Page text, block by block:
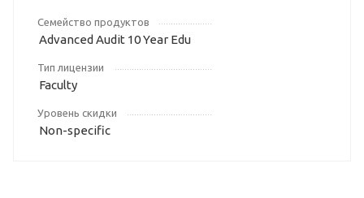
Семейство продуктов
Advanced Audit 10 Year Edu
Тип лицензии
Faculty
Уровень скидки
Non-specific